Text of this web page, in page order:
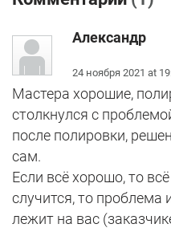
Александр
24 ноября 2021 at
Мастера хорошие,
столкнулся с
после полировки,
сам.
Если всё хорошо, то
случится, то проблема
лежит на вас